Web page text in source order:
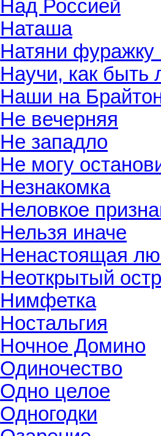
Над Россией
Наташа
Натяни фуражку
Научи, как
Наши на
Не вечерняя
Не западло
Не могу
Незнакомка
Неловкое
Нельзя иначе
Ненастоящая
Неоткрытый
Нимфетка
Ностальгия
Ночное Домино
Одиночество
Одно целое
Одногодки